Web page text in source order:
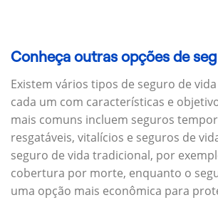
Conheça outras opções de
Existem vários tipos de seguro de
cada um com características e
mais comuns incluem seguros
resgatáveis, vitalícios e seguros de
seguro de vida tradicional, por
cobertura por morte, enquanto o
uma opção mais econômica para